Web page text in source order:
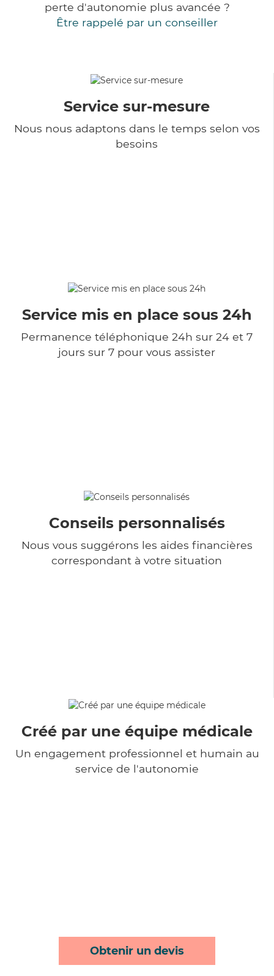
perte d'autonomie plus avancée ?
Être rappelé par un conseiller
Service sur-mesure
Nous nous adaptons dans le temps selon vos
besoins
Service mis en place sous 24h
Permanence téléphonique 24h sur 24 et 7
jours sur 7 pour vous assister
Conseils personnalisés
Nous vous suggérons les aides financières
correspondant à votre situation
Créé par une équipe médicale
Un engagement professionnel et humain au
service de l'autonomie
Obtenir un devis